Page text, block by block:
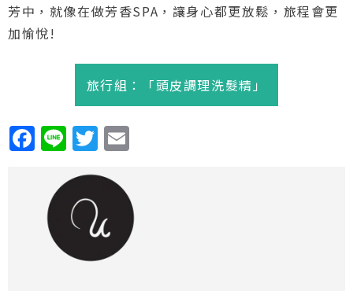
芳中，就像在做芳香SPA，讓身心都更放鬆，旅程會更
加愉悅!
旅行組：「頭皮調理洗髮精」